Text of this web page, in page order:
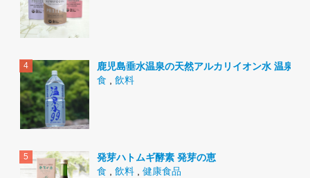
鹿児島垂水温泉の天然アルカリイオン水 温泉水
食
飲料
発芽ハトムギ酵素 発芽の恵
食
飲料 健康食品